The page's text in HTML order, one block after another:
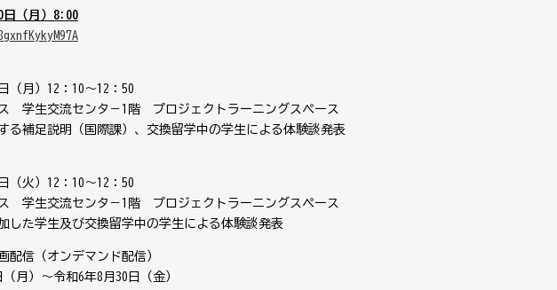
日（月） 8:00
月）12：10～12：50
生交流センタ－1階 プロジェクトラーニングスペース
補足説明（国際課）、交換留学中の学生による体験談発表
火）12：10～12：50
生交流センタ－1階 プロジェクトラーニングスペース
た学生及び交換留学中の学生による体験談発表
配信（オンデマンド配信）
月）～令和6年8月30日（金）